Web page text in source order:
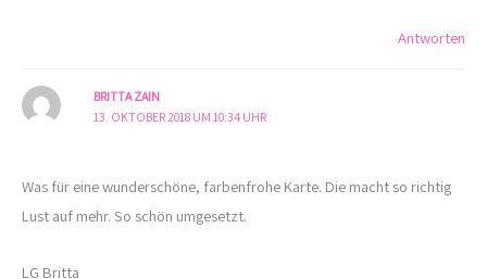
Antworten
BRITTA ZAIN
13. OKTOBER 2018 UM 10:34 UHR
Was für eine wunderschöne, farbenfrohe Karte. Die macht so richtig
Lust auf mehr. So schön umgesetzt.
LG Britta